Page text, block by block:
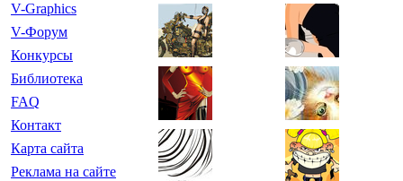
V-Graphics
V-Форум
Конкурсы
Библиотека
FAQ
Контакт
Карта сайта
Реклама на сайте